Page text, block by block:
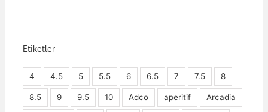
Etiketler
4 4.5 5 5.5 6 6.5 7 7.5 8
8.5 9 9.5 10 Adco aperitif Arcadia